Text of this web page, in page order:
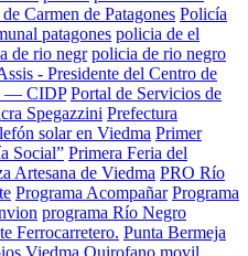
Carmen de Patagones Policía
patagones policia de el
de rio negr policia de rio negro
- Presidente del Centro de
— CIDP Portal de Servicios de
Spegazzini Prefectura
solar en Viedma Primer
Social” Primera Feria del
Artesana de Viedma PRO Río
Programa Acompañar Programa
programa Río Negro
Ferrocarretero. Punta Bermeja
Viedma Quirofano movil